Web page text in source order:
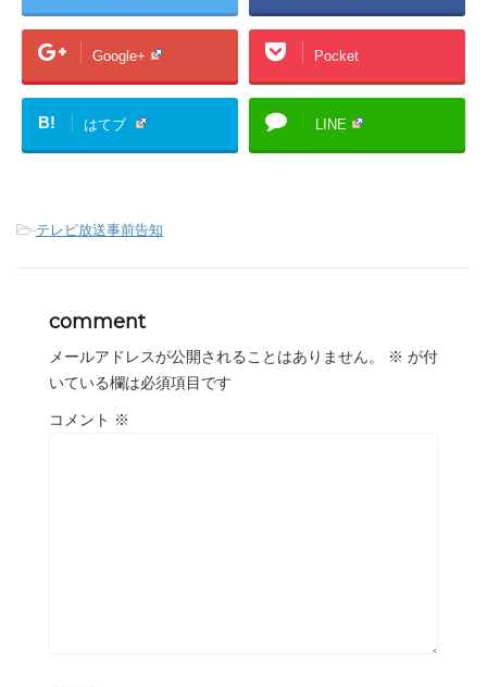
Google+ Pocket
B! はてブ LINE
-テレビ放送事前告知
comment
メールアドレスが公開されることはありません。 ※ が付
いている欄は必須項目です
コメント ※